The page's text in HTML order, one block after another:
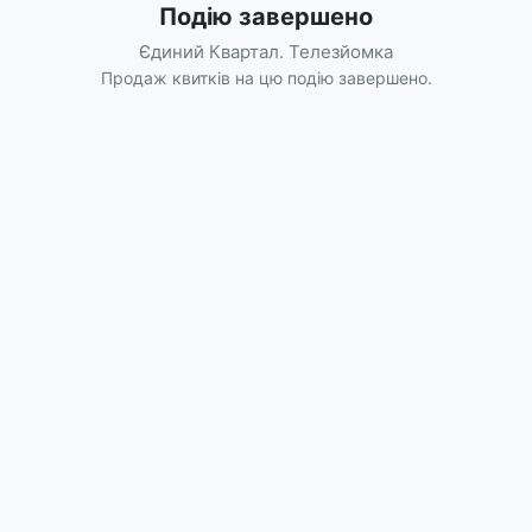
Подію завершено
Єдиний Квартал. Телезйомка
Продаж квитків на цю подію завершено.